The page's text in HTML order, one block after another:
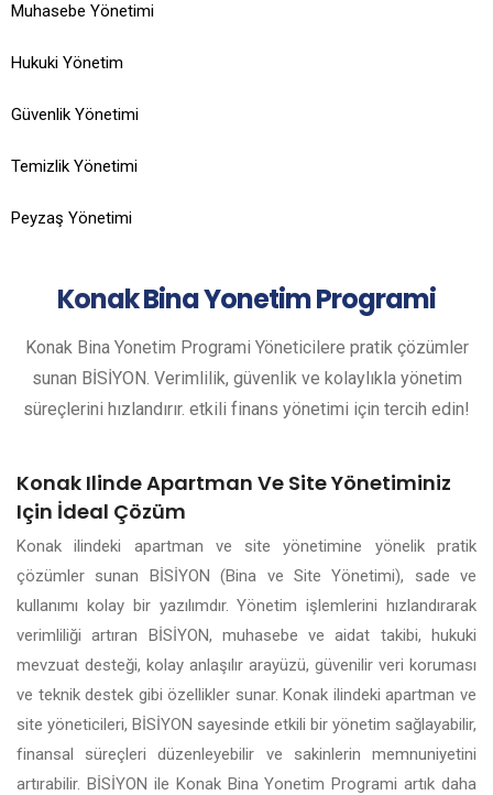
Muhasebe Yönetimi
Hukuki Yönetim
Güvenlik Yönetimi
Temizlik Yönetimi
Peyzaş Yönetimi
KonakBina Yonetim Programi
Konak Bina Yonetim Programi Yöneticilere pratik çözümler
sunan BİSİYON. Verimlilik, güvenlik ve kolaylıkla yönetim
süreçlerini hızlandırır. etkili finans yönetimi için tercih edin!
Konak Ilinde Apartman Ve Site Yönetiminiz
Için İdeal Çözüm
Konak ilindeki apartman ve site yönetimine yönelik pratik
çözümler sunan BİSİYON (Bina ve Site Yönetimi), sade ve
kullanımı kolay bir yazılımdır. Yönetim işlemlerini hızlandırarak
verimliliği artıran BİSİYON, muhasebe ve aidat takibi, hukuki
mevzuat desteği, kolay anlaşılır arayüzü, güvenilir veri koruması
ve teknik destek gibi özellikler sunar. Konak ilindeki apartman ve
site yöneticileri, BİSİYON sayesinde etkili bir yönetim sağlayabilir,
finansal süreçleri düzenleyebilir ve sakinlerin memnuniyetini
artırabilir. BİSİYON ile Konak Bina Yonetim Programi artık daha